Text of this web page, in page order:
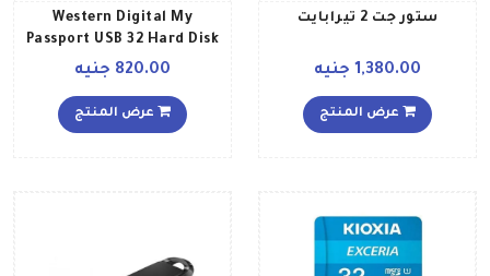
ستور جت 2 تيرابايت
1,380.00 جنيه
عرض المنتج
Western Digital My
Passport USB 32 Hard Disk
Drive 1 تيرابايت
820.00 جنيه
عرض المنتج